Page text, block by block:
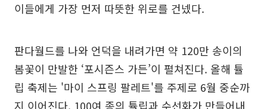
이들에게 가장 먼저 따뜻한 위로를 건넸다.
판다월드를 나와 언덕을 내려가면 약 120만 송이의
봄꽃이 만발한 ‘포시즌스 가든’이 펼쳐진다. 올해 튤
립 축제는 '마이 스프링 팔레트'를 주제로 6월 중순까
지 이어진다. 100여 종의 튤립과 수선화가 만들어내